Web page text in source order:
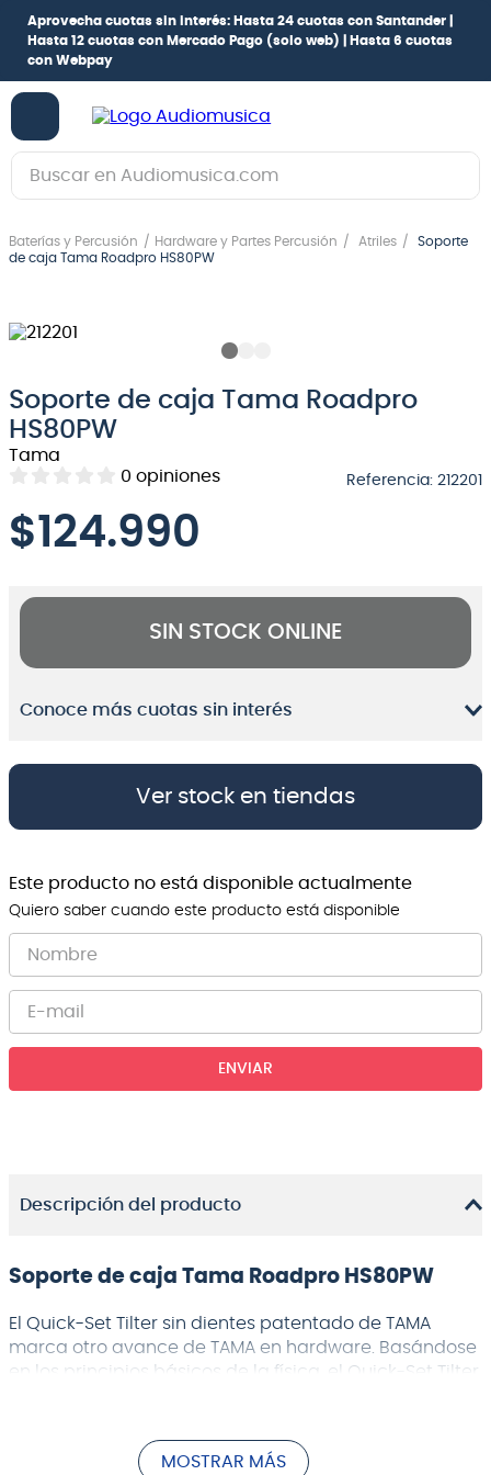
Aprovecha cuotas sin interés: Hasta 24 cuotas con Santander |
Hasta 12 cuotas con Mercado Pago (solo web) |
Hasta 6 cuotas
con Webpay
Buscar en Audiomusica.com
Baterías y Percusión Hardware y Partes Percusión Atriles
Soporte
de caja Tama Roadpro HS80PW
Soporte de caja Tama Roadpro
HS80PW
Tama
0 opiniones Referencia: 212201
$124.990
SIN STOCK ONLINE
Conoce más cuotas sin interés
Ver stock en tiendas
Este producto no está disponible actualmente
Quiero saber cuando este producto está disponible
ENVIAR
Descripción del producto
Soporte de caja Tama Roadpro HS80PW
El Quick-Set Tilter sin dientes patentado de TAMA
marca otro avance de TAMA en hardware. Basándose
en los principios básicos de la física, el Quick-Set Tilter
engranajes dentados tradicionales, para que pueda
ajustarlo en cualquier ángulo deseado. Este
MOSTRAR MÁS
1.
guitarra electrica
3.
guitarra electroacústica
5
amplificador
6.
8.
bateria
10. violin